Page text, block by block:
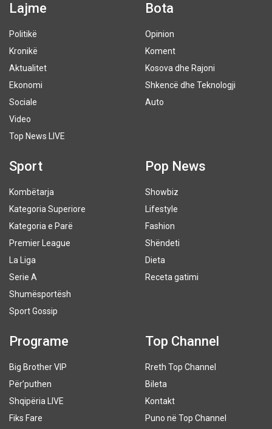
Lajme
Politikë
Kronikë
Aktualitet
Ekonomi
Sociale
Video
Top News LIVE
Bota
Opinion
Koment
Kosova dhe Rajoni
Shkencë dhe Teknologji
Auto
Sport
Kombëtarja
Kategoria Superiore
Kategoria e Parë
Premier League
La Liga
Serie A
Shumësportësh
Sport Gossip
Pop News
Showbiz
Lifestyle
Fashion
Shëndeti
Dieta
Receta gatimi
Programe
Big Brother VIP
Për’puthen
Shqipëria LIVE
Fiks Fare
Top Channel
Rreth Top Channel
Bileta
Kontakt
Puno në Top Channel